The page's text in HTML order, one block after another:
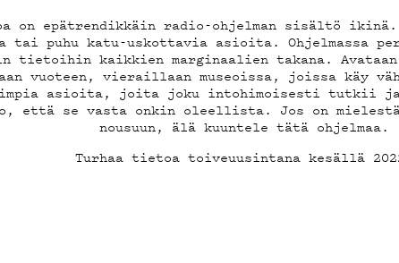
on epätrendikkäin radio-ohjelman sisältö
tai puhu katu-uskottavia asioita. Ohjelmassa
tietoihin kaikkien marginaalien takana.
vuoteen, vieraillaan museoissa, joissa käy
asioita, joita joku intohimoisesti tutkii ja
että se vasta onkin oleellista. Jos on
nousuun, älä kuuntele tätä ohjelmaa.
Turhaa tietoa toiveuusintana kesällä